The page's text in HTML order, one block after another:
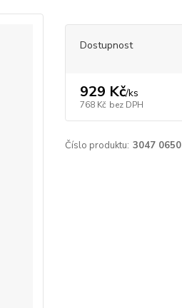
Dostupnost
929 Kč/ks
768 Kč bez DPH
Číslo produktu: 3047 0650